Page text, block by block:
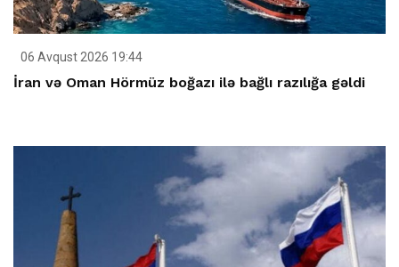
06 Avqust 2026 19:44
İran və Oman Hörmüz boğazı ilə bağlı razılığa gəldi